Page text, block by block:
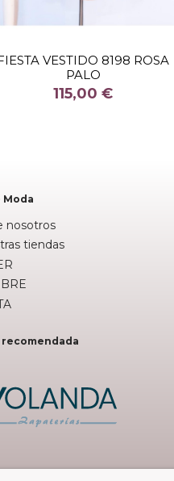
VESTIDO 8198 ROSA
PALO
115,00 €
COLOR
nosotros
tiendas